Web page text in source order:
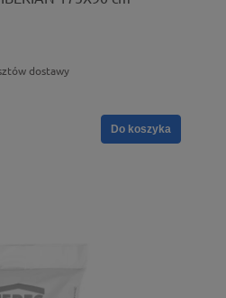
dostawy
Do koszyka